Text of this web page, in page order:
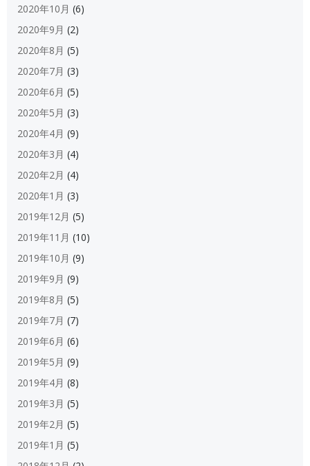
2020年10月 (6)
2020年9月 (2)
2020年8月 (5)
2020年7月 (3)
2020年6月 (5)
2020年5月 (3)
2020年4月 (9)
2020年3月 (4)
2020年2月 (4)
2020年1月 (3)
2019年12月 (5)
2019年11月 (10)
2019年10月 (9)
2019年9月 (9)
2019年8月 (5)
2019年7月 (7)
2019年6月 (6)
2019年5月 (9)
2019年4月 (8)
2019年3月 (5)
2019年2月 (5)
2019年1月 (5)